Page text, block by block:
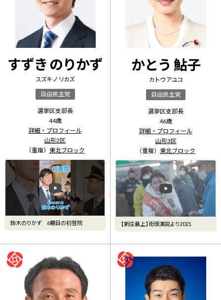
すずき のりかず
スズキ ノリカズ
自由民主党
選挙区支部長
44歳
詳細・プロフィール
山形2区
（重複） 東北ブロック
鈴木のりかず 6期目の初登院
かとう 鮎子
カトウ アユコ
自由民主党
選挙区支部長
46歳
詳細・プロフィール
山形3区
（重複） 東北ブロック
【新庄最上】街頭演説より2021